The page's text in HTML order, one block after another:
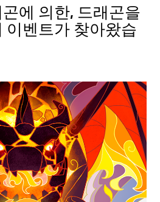
에 의한, 드래곤을
이벤트가 찾아왔습